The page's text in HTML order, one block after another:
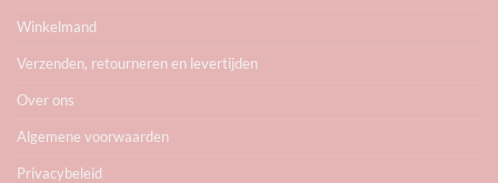
Winkelmand
Verzenden, retourneren en levertijden
Over ons
Algemene voorwaarden
Privacybeleid